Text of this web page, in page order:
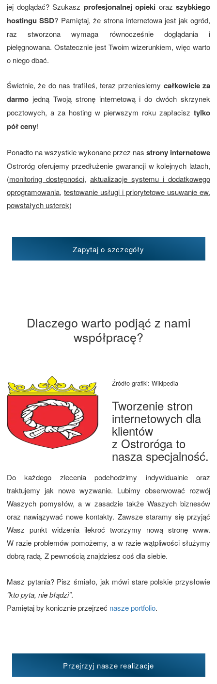
jej doglądać? Szukasz profesjonalnej opieki oraz szybkiego
hostingu SSD? Pamiętaj, że strona internetowa jest jak ogród,
raz stworzona wymaga równocześnie doglądania i
pielęgnowana. Ostatecznie jest Twoim wizerunkiem, więc warto
o niego dbać.
Świetnie, że do nas trafiłeś, teraz przeniesiemy całkowicie za
darmo jedną Twoją stronę internetową i do dwóch skrzynek
pocztowych, a za hosting w pierwszym roku zapłacisz tylko
pół ceny!
Ponadto na wszystkie wykonane przez nas strony internetowe
Ostroróg oferujemy przedłużenie gwarancji w kolejnych latach,
(monitoring dostępności, aktualizacje systemu i dodatkowego
oprogramowania, testowanie usługi i priorytetowe usuwanie ew.
powstałych usterek)
Zapytaj o szczegóły
Dlaczego warto podjąć z nami
współpracę?
Źródło grafiki: Wikipedia
Tworzenie stron
internetowych dla
klientów
z Ostroróga to
nasza specjalność.
Do każdego zlecenia podchodzimy indywidualnie oraz
traktujemy jak nowe wyzwanie. Lubimy obserwować rozwój
Waszych pomysłów, a w zasadzie także Waszych biznesów
oraz nawiązywać nowe kontakty. Zawsze staramy się przyjąć
Wasz punkt widzenia ilekroć tworzymy nową stronę www.
W razie problemów pomożemy, a w razie wątpliwości służymy
dobrą radą. Z pewnością znajdziesz coś dla siebie.
Masz pytania? Pisz śmiało, jak mówi stare polskie przysłowie
"kto pyta, nie błądzi".
Pamiętaj by konicznie przejrzeć nasze portfolio.
Przejrzyj nasze realizacje